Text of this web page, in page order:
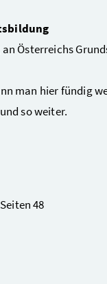
Österreichs
man hier fündig
so weiter.
48